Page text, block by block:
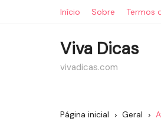
Início Sobre Termos
Viva Dicas
vivadicas.com
Página inicial Geral